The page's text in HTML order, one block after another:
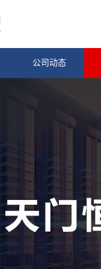
公司动态